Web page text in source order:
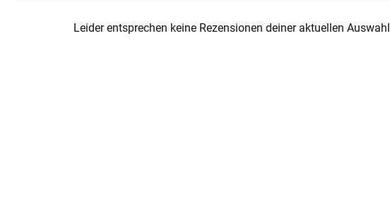
Leider entsprechen keine Rezensionen deiner aktuellen Auswahl